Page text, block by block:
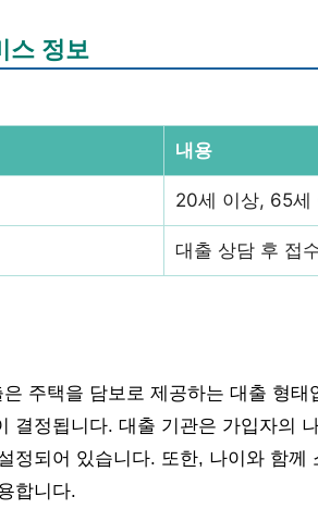
스 정보
내용
20세 이상, 65세
대출 상담 후 접
주택을 담보로 제공하는 대출 형
결정됩니다. 대출 기관은 가입자의
정되어 있습니다. 또한, 나이와 함
합니다.